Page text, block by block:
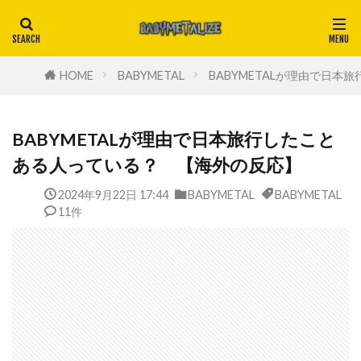
HOME BABYMETAL BABYMETALが理由で日本
BABYMETALが理由で日本旅行したこと
ある人っている？ 【海外の反応】
2024年9月22日 17:44 BABYMETAL
BABYMETAL
11件